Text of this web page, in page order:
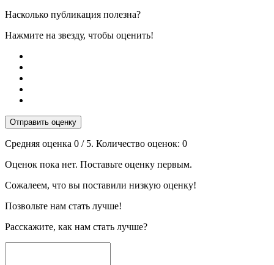
Насколько публикация полезна?
Нажмите на звезду, чтобы оценить!
Отправить оценку
Средняя оценка 0 / 5. Количество оценок: 0
Оценок пока нет. Поставьте оценку первым.
Сожалеем, что вы поставили низкую оценку!
Позвольте нам стать лучше!
Расскажите, как нам стать лучше?